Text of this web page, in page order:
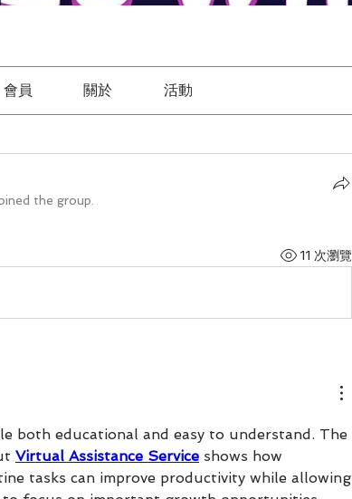
會員 關於 活動
the group.
11 次瀏覽
both educational and easy to understand. The
Virtual Assistance Service shows how
tasks can improve productivity while allowing